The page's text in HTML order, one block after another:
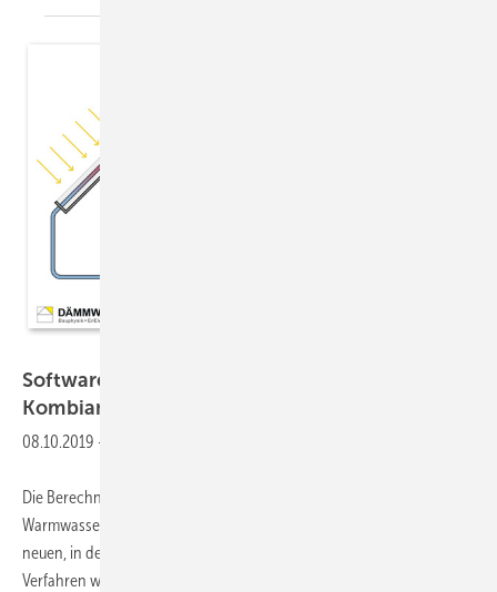
Software
Kombianlagen nach neuer DIN V
08.10.2019 -
Die Berechnung von Solar-Kombianlagen für die
Warmwasserbereitung und Heizungsunterstützung wird mit den
neuen, in den Teilen 5 und 8 der DIN V 18599:2018 beschriebenen
Verfahren wesentlich sicherer. Ausgehend von der lokalen